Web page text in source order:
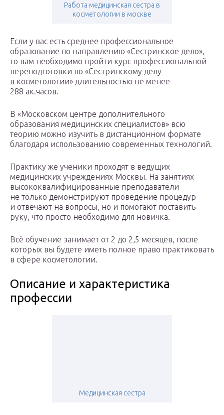
Работа медицинская сестра в
косметологии в москве
Если у вас есть среднее профессиональное
образование по направлению «Сестринское дело»,
то вам необходимо пройти курс профессиональной
переподготовки по «Сестринскому делу
в косметологии» длительностью не менее
288 ак.часов.
В «Московском центре дополнительного
образования медицинских специалистов» всю
теорию можно изучить в дистанционном формате
благодаря использованию современных технологий.
Практику же ученики проходят в ведущих
медицинских учреждениях Москвы. На занятиях
высококвалифицированные преподаватели
не только демонстрируют проведение процедур
и отвечают на вопросы, но и помогают поставить
руку, что просто необходимо для новичка.
Всё обучение занимает от 2 до 2,5 месяцев, после
которых вы будете иметь полное право практиковать
в сфере косметологии.
Описание и характеристика
профессии
Медицинская сестра